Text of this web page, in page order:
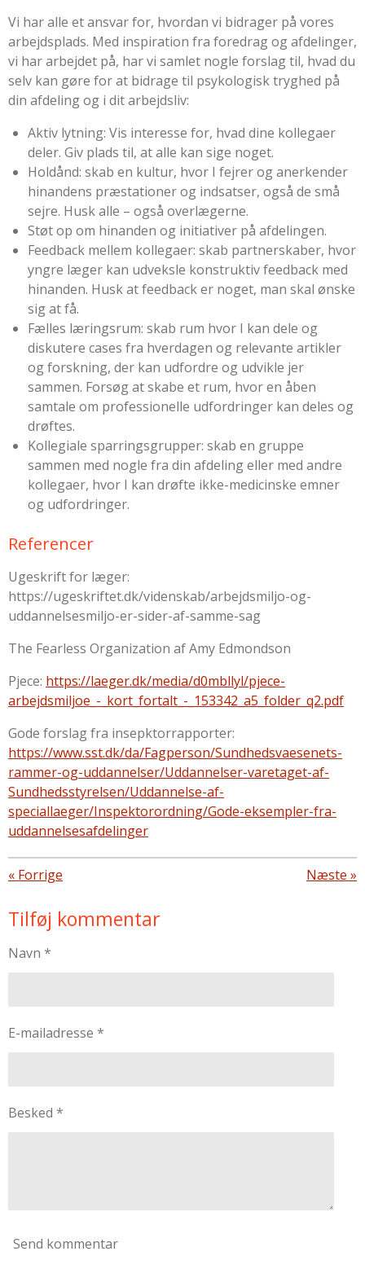
Vi har alle et ansvar for, hvordan vi bidrager på vores
arbejdsplads. Med inspiration fra foredrag og afdelinger,
vi har arbejdet på, har vi samlet nogle forslag til, hvad du
selv kan gøre for at bidrage til psykologisk tryghed på
din afdeling og i dit arbejdsliv:
Aktiv lytning: Vis interesse for, hvad dine kollegaer
deler. Giv plads til, at alle kan sige noget.
Holdånd: skab en kultur, hvor I fejrer og anerkender
hinandens præstationer og indsatser, også de små
sejre. Husk alle – også overlægerne.
Støt op om hinanden og initiativer på afdelingen.
Feedback mellem kollegaer: skab partnerskaber, hvor
yngre læger kan udveksle konstruktiv feedback med
hinanden. Husk at feedback er noget, man skal ønske
sig at få.
Fælles læringsrum: skab rum hvor I kan dele og
diskutere cases fra hverdagen og relevante artikler
og forskning, der kan udfordre og udvikle jer
sammen. Forsøg at skabe et rum, hvor en åben
samtale om professionelle udfordringer kan deles og
drøftes.
Kollegiale sparringsgrupper: skab en gruppe
sammen med nogle fra din afdeling eller med andre
kollegaer, hvor I kan drøfte ikke-medicinske emner
og udfordringer.
Referencer
Ugeskrift for læger:
https://ugeskriftet.dk/videnskab/arbejdsmiljo-og-
uddannelsesmiljo-er-sider-af-samme-sag
The Fearless Organization af Amy Edmondson
Pjece: https://laeger.dk/media/d0mbllyl/pjece-
arbejdsmiljoe_-_kort_fortalt_-_153342_a5_folder_q2.pdf
Gode forslag fra insepktorrapporter:
https://www.sst.dk/da/Fagperson/Sundhedsvaesenets-
rammer-og-uddannelser/Uddannelser-varetaget-af-
Sundhedsstyrelsen/Uddannelse-af-
speciallaeger/Inspektorordning/Gode-eksempler-fra-
uddannelsesafdelinger
« Forrige Næste »
Tilføj kommentar
Navn *
E-mailadresse *
Besked *
Send kommentar